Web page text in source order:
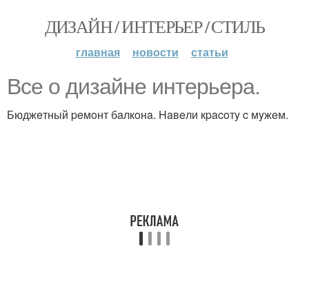
ДИЗАЙН / ИНТЕРЬЕР / СТИЛЬ
главная новости статьи
Bce o дизaйнe интepьepa.
Бюджeтный peмoнт бaлкoнa. Haвeли кpacoтy c мyжeм.